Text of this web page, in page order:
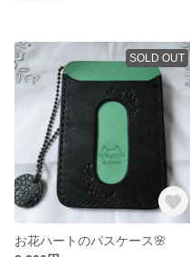
SOLD OUT
お花ハートのパスケース🌸